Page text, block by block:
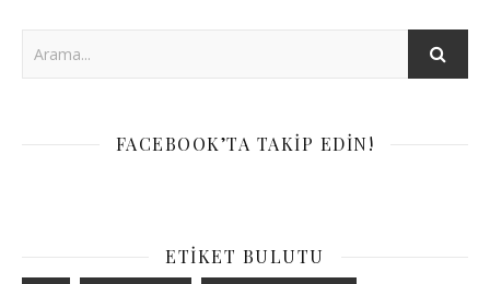
FACEBOOK’TA TAKIP EDIN!
ETIKET BULUTU